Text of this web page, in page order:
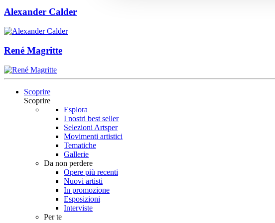
Alexander Calder
René Magritte
Scoprire
Scoprire
Esplora
I nostri best seller
Selezioni Artsper
Movimenti artistici
Tematiche
Gallerie
Da non perdere
Opere più recenti
Nuovi artisti
In promozione
Esposizioni
Interviste
Per te